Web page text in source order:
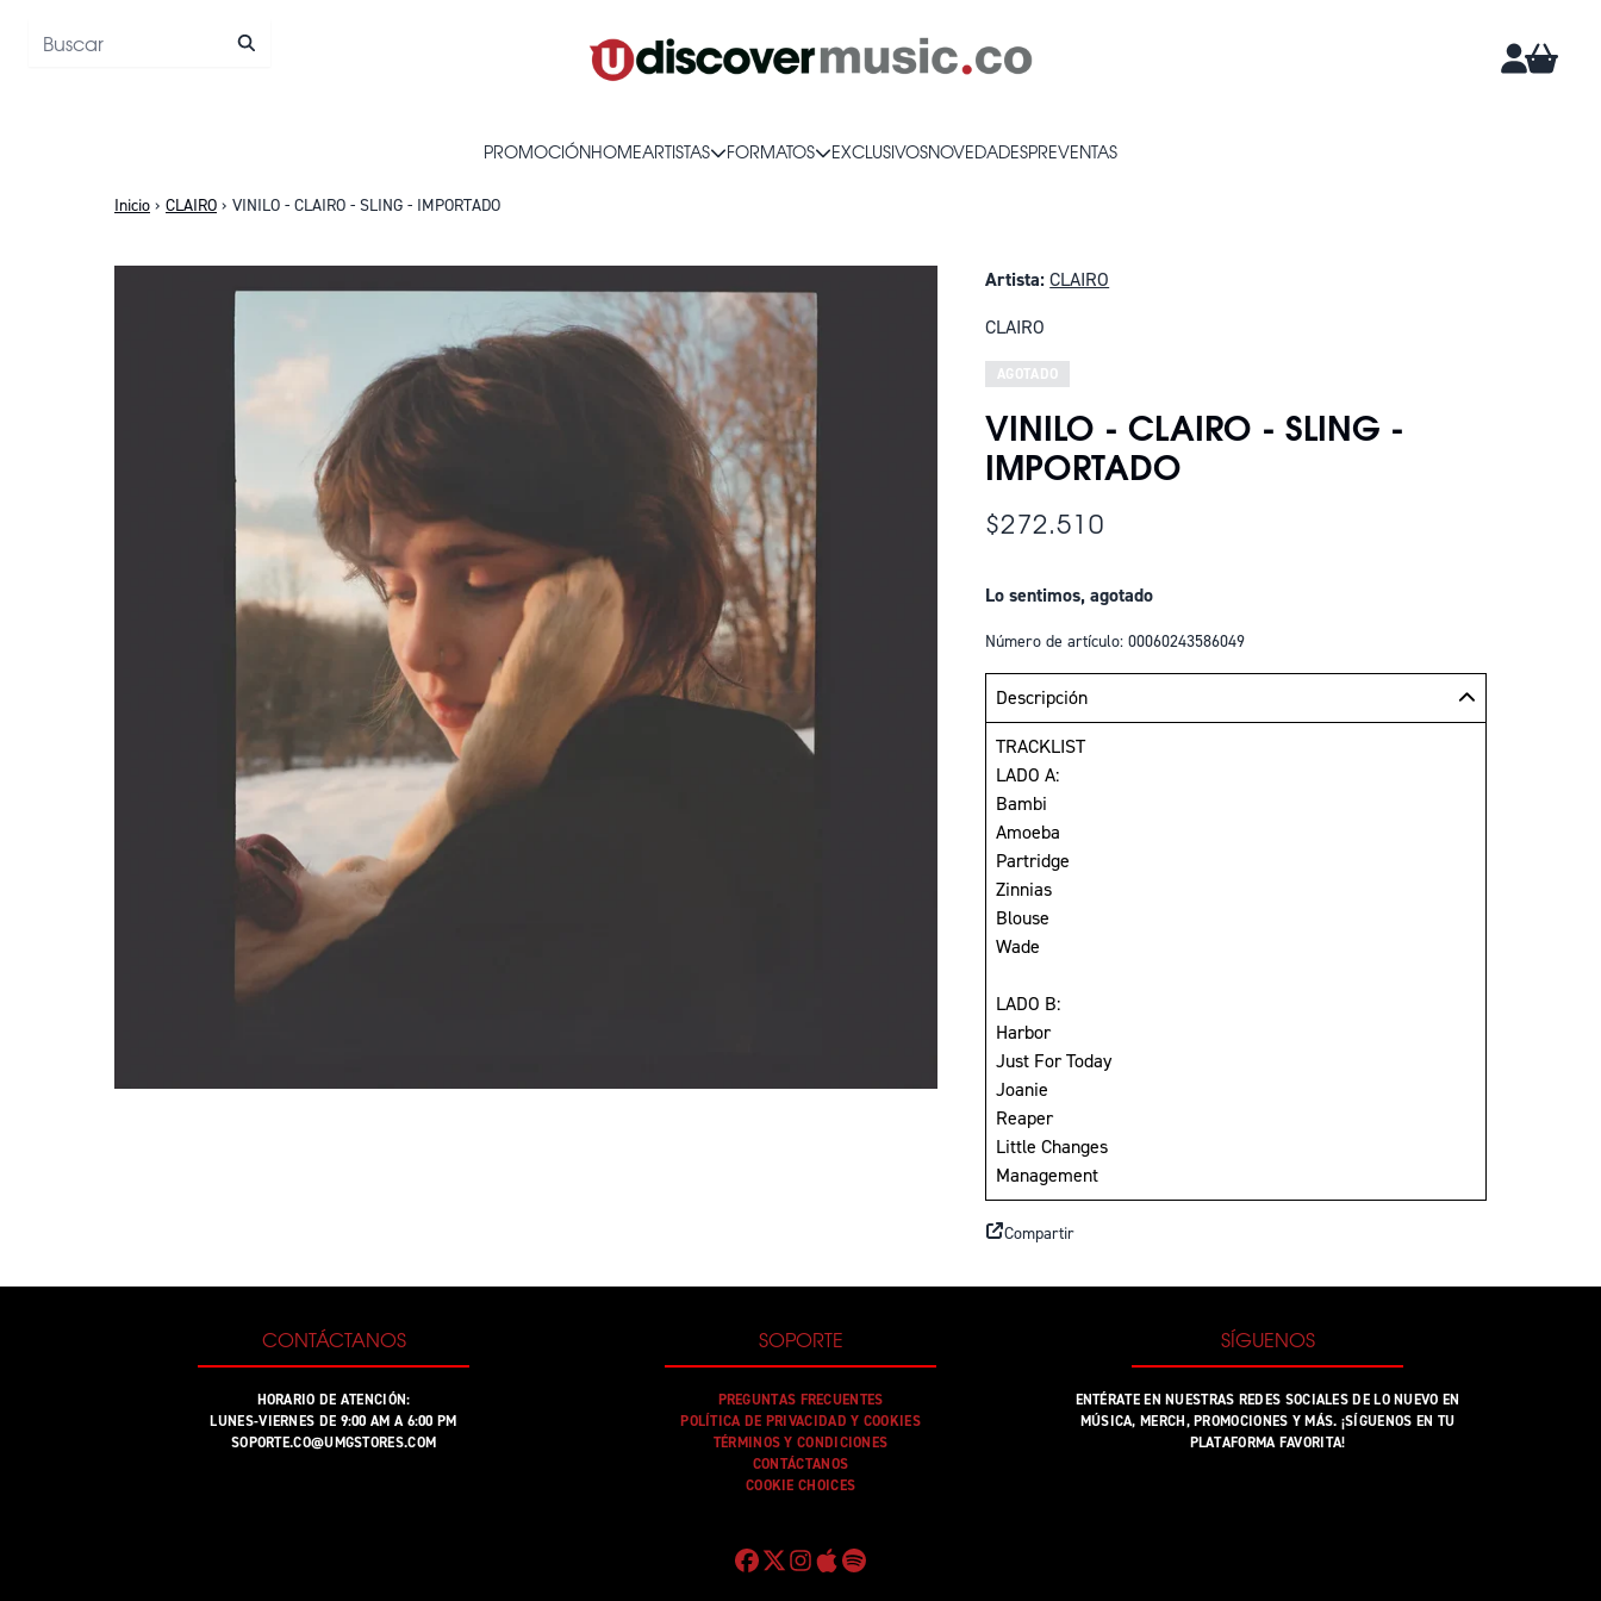
PROMOCIÓNHOMEARTISTAS FORMATOS EXCLUSIVOSNOVEDADESPREVENTAS
Inicio › CLAIRO › VINILO - CLAIRO - SLING - IMPORTADO
Artista:CLAIRO
CLAIRO
AGOTADO
VINILO - CLAIRO - SLING -
IMPORTADO
$272.510
Lo sentimos, agotado
Número de artículo: 00060243586049
Descripción
TRACKLIST
LADO A:
Bambi
Amoeba
Partridge
Zinnias
Blouse
Wade
LADO B:
Harbor
Just For Today
Joanie
Reaper
Little Changes
Management
Compartir
CONTÁCTANOS
HORARIO DE ATENCIÓN:
LUNES-VIERNES DE 9:00 AM A 6:00 PM
SOPORTE.CO@UMGSTORES.COM
SOPORTE
PREGUNTAS FRECUENTES
POLÍTICA DE PRIVACIDAD Y COOKIES
TÉRMINOS Y CONDICIONES
CONTÁCTANOS
COOKIE CHOICES
SÍGUENOS
ENTÉRATE EN NUESTRAS REDES SOCIALES DE LO NUEVO EN
MÚSICA, MERCH, PROMOCIONES Y MÁS. ¡SÍGUENOS EN TU
PLATAFORMA FAVORITA!